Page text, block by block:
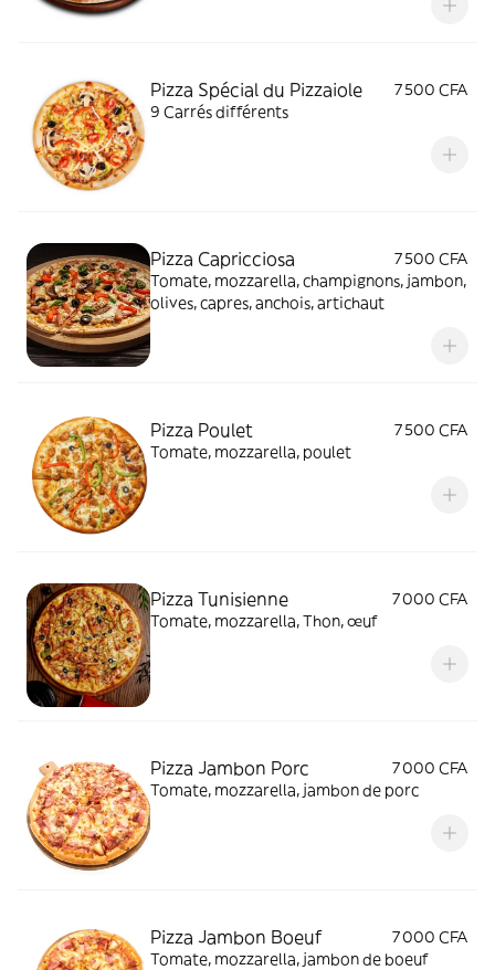
Pizza Spécial du Pizzaiole
7 500 CFA
9 Carrés différents
Pizza Capricciosa
7 500 CFA
Tomate, mozzarella, champignons, jambon,
olives, capres, anchois, artichaut
Pizza Poulet
7 500 CFA
Tomate, mozzarella, poulet
Pizza Tunisienne
7 000 CFA
Tomate, mozzarella, Thon, œuf
Pizza Jambon Porc
7 000 CFA
Tomate, mozzarella, jambon de porc
Pizza Jambon Boeuf
7 000 CFA
Tomate, mozzarella, jambon de boeuf